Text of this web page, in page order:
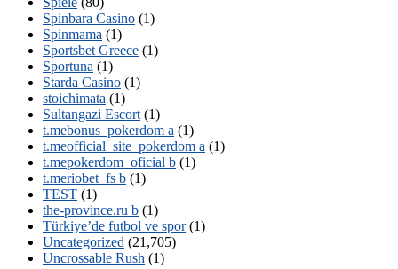
Spinbara Casino (1)
Spinmama (1)
Sportsbet Greece (1)
Sportuna (1)
Starda Casino (1)
stoichimata (1)
Sultangazi Escort (1)
t.mebonus_pokerdom a (1)
t.meofficial_site_pokerdom a (1)
t.mepokerdom_oficial b (1)
t.meriobet_fs b (1)
TEST (1)
the-province.ru b (1)
Türkiye’de futbol ve spor (1)
Uncategorized (21,705)
Uncrossable Rush (1)